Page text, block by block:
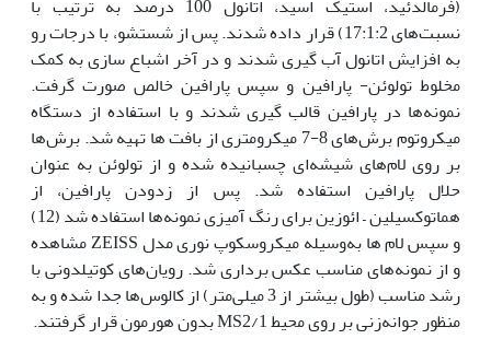
نسبت‌های 17:1:2) قرار داده شدند. پس از شستشو، با درجات رو
به افزایش اتانول آب گیری شدند و در آخر اشباع سازی به کمک
مخلوط تولوئن- پارافین و سپس پارافین خالص صورت گرفت.
نمونه‌ها در پارافین قالب گیری شدند و با استفاده از دستگاه
میکروتوم برش‌های 8-7 میکرو‌متری از بافت ها تهیه شد. برش‌ها
بر روی لام‌های شیشه‌ای چسبانیده شده و از تولوئن به عنوان
حلال پارافین استفاده شد. پس از زدودن پارافین، از
هماتوکسیلین – ائوزین برای رنگ آمیزی نمونه‌ها استفاده شد (12)
و سپس لام ها به‌وسیله میکروسکوپ نوری مدل ZEISS مشاهده
و از نمونه‌های مناسب عکس برداری شد. رویان‌های کوتیلدونی با
رشد مناسب (طول بیشتر از 3 میلی‌متر) از کالوس‌ها جدا شده و به
منظور جوانه‌زنی بر روی محیط MS2/1 بدون هورمون قرار گرفتند.